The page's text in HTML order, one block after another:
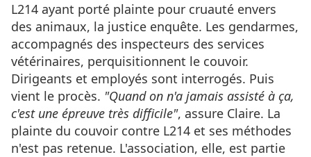
L214 ayant porté plainte pour cruauté envers
des animaux, la justice enquête. Les gendarmes,
accompagnés des inspecteurs des services
vétérinaires, perquisitionnent le couvoir.
Dirigeants et employés sont interrogés. Puis
vient le procès. "Quand on n'a jamais assisté à ça,
c'est une épreuve très difficile", assure Claire. La
plainte du couvoir contre L214 et ses méthodes
n'est pas retenue. L'association, elle, est partie